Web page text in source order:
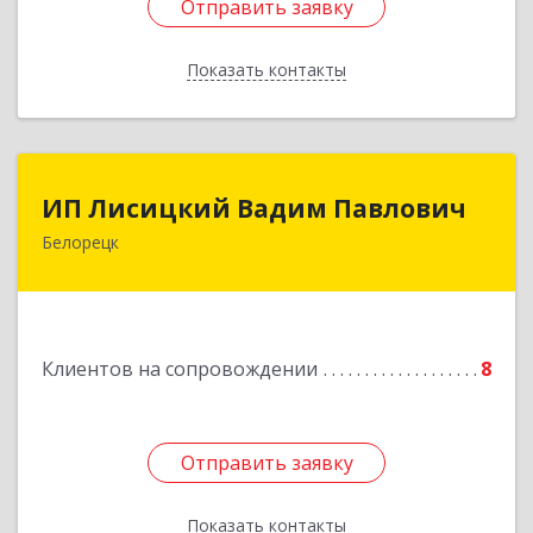
Отправить заявку
Показать контакты
Отправить заявку
Назад
ИП Лисицкий Вадим Павлович
Белорецк
Клиентов на сопровождении 8
Отправить заявку
Показать контакты
ИП Лисицкий Вадим Павлович
453501, Башкортостан Респ, Белорецк г,
Отправить заявку
Назад